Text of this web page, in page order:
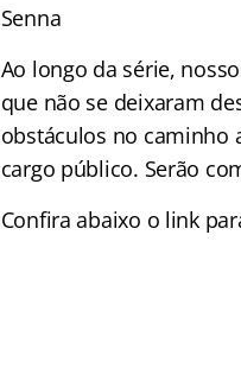
Senna
Ao longo da série,
que não se deixaram
obstáculos no caminho
cargo público. Serão
Confira abaixo o link